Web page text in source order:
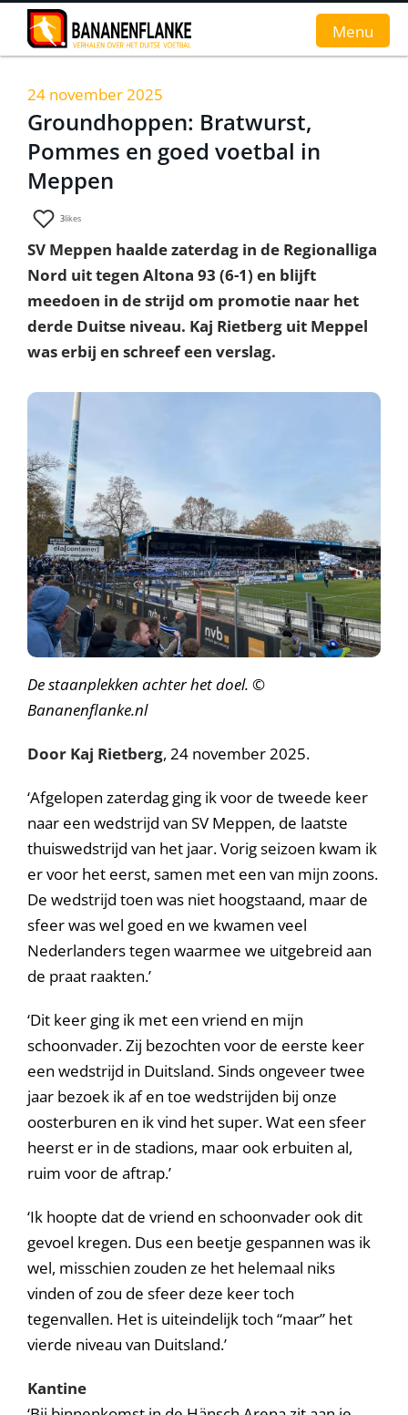
Home
Nieuws
Interviews
Groundhopverhalen
De fans
Achtergrond
Menu
24 november 2025
Groundhoppen: Bratwurst,
Pommes en goed voetbal in
Meppen
3likes
SV Meppen haalde zaterdag in de Regionalliga
Nord uit tegen Altona 93 (6-1) en blijft
meedoen in de strijd om promotie naar het
derde Duitse niveau. Kaj Rietberg uit Meppel
was erbij en schreef een verslag.
De staanplekken achter het doel. ©
Bananenflanke.nl
Door Kaj Rietberg, 24 november 2025.
‘Afgelopen zaterdag ging ik voor de tweede keer
naar een wedstrijd van SV Meppen, de laatste
thuiswedstrijd van het jaar. Vorig seizoen kwam ik
er voor het eerst, samen met een van mijn zoons.
De wedstrijd toen was niet hoogstaand, maar de
sfeer was wel goed en we kwamen veel
Nederlanders tegen waarmee we uitgebreid aan
de praat raakten.’
‘Dit keer ging ik met een vriend en mijn
schoonvader. Zij bezochten voor de eerste keer
een wedstrijd in Duitsland. Sinds ongeveer twee
jaar bezoek ik af en toe wedstrijden bij onze
oosterburen en ik vind het super. Wat een sfeer
heerst er in de stadions, maar ook erbuiten al,
ruim voor de aftrap.’
‘Ik hoopte dat de vriend en schoonvader ook dit
gevoel kregen. Dus een beetje gespannen was ik
wel, misschien zouden ze het helemaal niks
vinden of zou de sfeer deze keer toch
tegenvallen. Het is uiteindelijk toch “maar” het
vierde niveau van Duitsland.’
Kantine